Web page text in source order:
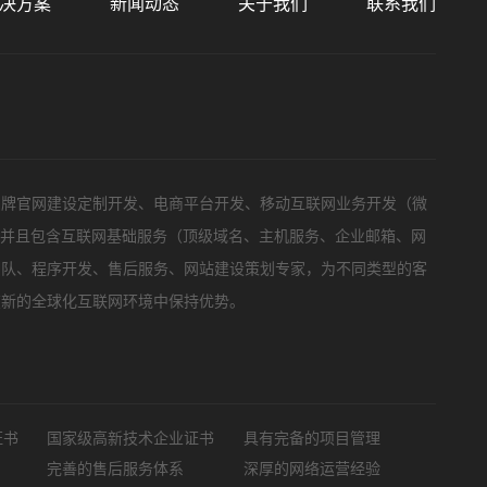
官网建设定制开发、电商平台开发、移动互联网业务开发（微
且包含互联网基础服务（顶级域名、主机服务、企业邮箱、网
、程序开发、售后服务、网站建设策划专家，为不同类型的客
的全球化互联网环境中保持优势。
国家级高新技术企业证书
具有完备的项目管理
完善的售后服务体系 深厚的网络运营经验